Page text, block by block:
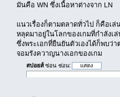
มันคือ WN ซึ่งเนื้อหาต่างจาก LN
แนวเรื่องก็ตามตลาดทั่วไป ก็คือเ
หลุดมาอยู่ในโลกของเกมที่กำลังเ
ซึ่งพระเอกที่ยืนยันตัวเองได้ก็พบว่
จอมรังควาญนางเอกของเกม
สปอยส์ซ่อน ซ่อน: